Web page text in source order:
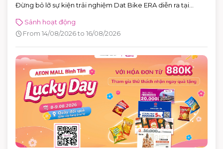
Đừng bỏ lỡ sự kiện trải nghiệm Dat Bike ERA diễn ra tại
tiếp khám phá những mẫu xe điện thế hệ mới, đăng ký lái
thử và nhận nhiều phần quà hấp dẫn.
Sảnh hoạt động
From 14/08/2026 to 16/08/2026